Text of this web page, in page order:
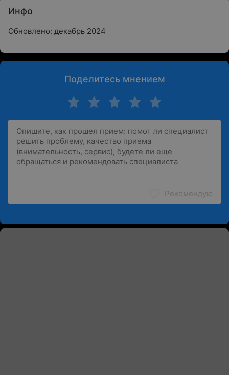
Инфо
Обновлено: декабрь 2024
Поделитесь мнением
Рекомендую